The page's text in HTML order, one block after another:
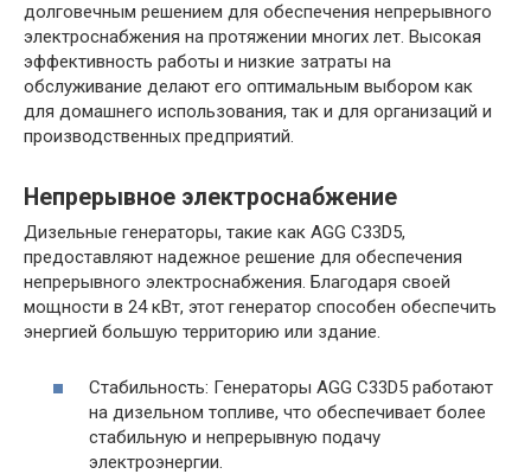
долговечным решением для обеспечения непрерывного
электроснабжения на протяжении многих лет. Высокая
эффективность работы и низкие затраты на
обслуживание делают его оптимальным выбором как
для домашнего использования, так и для организаций и
производственных предприятий.
Непрерывное электроснабжение
Дизельные генераторы, такие как AGG C33D5,
предоставляют надежное решение для обеспечения
непрерывного электроснабжения. Благодаря своей
мощности в 24 кВт, этот генератор способен обеспечить
энергией большую территорию или здание.
Стабильность: Генераторы AGG C33D5 работают
на дизельном топливе, что обеспечивает более
стабильную и непрерывную подачу
электроэнергии.